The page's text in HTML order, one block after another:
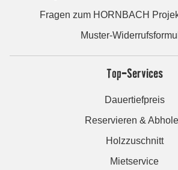
Fragen zum HORNBACH
Muster-
Top-Services
Dauertiefpreis
Reservieren &
Holzzuschnitt
Mietservice